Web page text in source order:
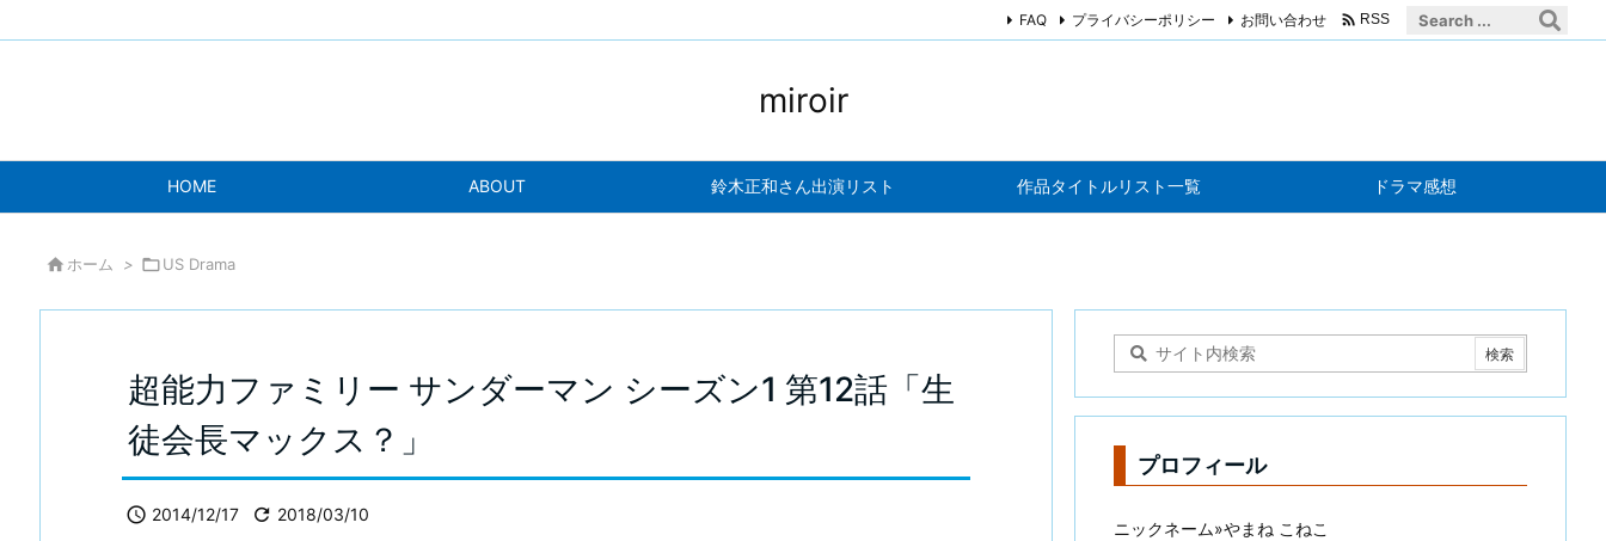
miroir
HOME ABOUT 鈴木正和さん出演リスト 作品タイトルリスト一覧 ドラマ感想
FAQ プライバシーポリシー お問い合わせ  RSS
 ホーム > US Drama
超能力ファミリー サンダーマン シーズン1 第12話「生
徒会長マックス？」
 2014/12/17  2018/03/10
プロフィール
ニックネーム»やまね こねこ